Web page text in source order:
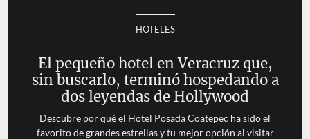
HOTELES
El pequeño hotel en Veracruz que,
sin buscarlo, terminó hospedando a
dos leyendas de Hollywood
Descubre por qué el Hotel Posada Coatepec ha sido el
favorito de grandes estrellas y tu mejor opción al visitar